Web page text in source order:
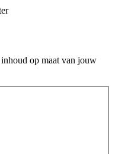
op maat van jouw